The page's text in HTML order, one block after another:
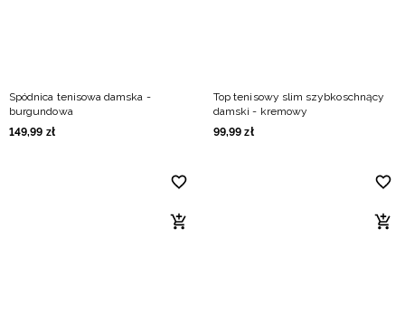
Spódnica tenisowa damska -
burgundowa
149,99 zł
Top tenisowy slim szybkoschnący
damski - kremowy
99,99 zł